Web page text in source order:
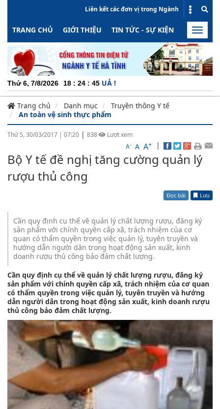
Liên kết các đơn vị trong Ngành
TRANG CHỦ GIỚI THIỆU TIN TỨC - SỰ KIỆN HOẠT
Toggle
Thứ 6, 7/8/2026 18 : 24 : 45
Trang chủ Danh mục
Truyền thông Y tế
An toàn vệ sinh thực phẩm
Thứ 5, 30/03/2017 | 07:20 | 838
Lượt xem
A- A A+ |
Bộ Y tế đề nghị tăng cường quản lý
rượu thủ công
Đọc bài Lưu
Cần quy định cụ thể về quản lý chất lượng rượu, đăng ký
sản phẩm với chính quyền cấp xã, trách nhiệm của cơ
quan có thẩm quyền trong việc quản lý, tuyên truyền và
hướng dẫn người dân trong hoạt động sản xuất, kinh
doanh rượu thủ công bảo đảm chất lượng.
Cần quy định cụ thể về quản lý chất lượng rượu, đăng ký
sản phẩm với chính quyền cấp xã, trách nhiệm của cơ quan
có thẩm quyền trong việc quản lý, tuyên truyền và hướng
dẫn người dân trong hoạt động sản xuất, kinh doanh rượu
thủ công bảo đảm chất lượng.